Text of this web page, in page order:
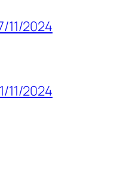
11/2024
11/2024